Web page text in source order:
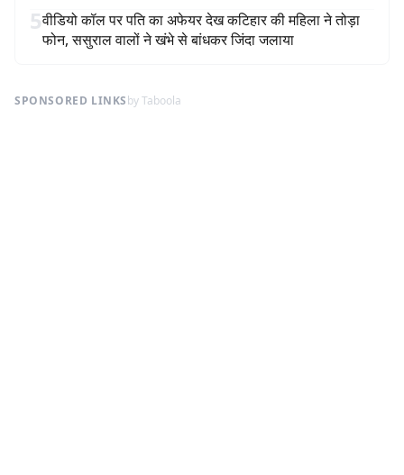
5वीडियो कॉल पर पति का अफेयर देख कटिहार की महिला ने तोड़ा
फोन, ससुराल वालों ने खंभे से बांधकर जिंदा जलाया
SPONSORED LINKSby Taboola